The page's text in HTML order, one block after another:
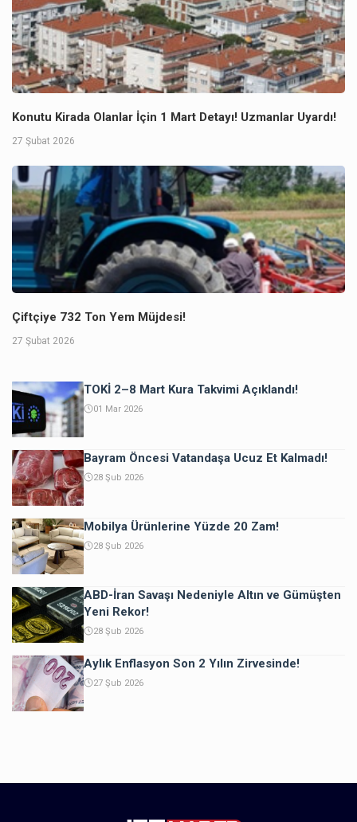
Konutu Kirada Olanlar İçin 1 Mart Detayı! Uzmanlar Uyardı!
27 Şubat 2026
Çiftçiye 732 Ton Yem Müjdesi!
27 Şubat 2026
TOKİ 2–8 Mart Kura Takvimi Açıklandı!
01 Mar 2026
Bayram Öncesi Vatandaşa Ucuz Et Kalmadı!
28 Şub 2026
Mobilya Ürünlerine Yüzde 20 Zam!
28 Şub 2026
ABD-İran Savaşı Nedeniyle Altın ve Gümüşten
Yeni Rekor!
28 Şub 2026
Aylık Enflasyon Son 2 Yılın Zirvesinde!
27 Şub 2026